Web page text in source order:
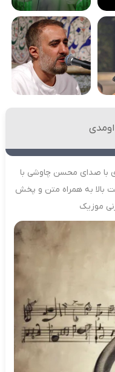
با صدای محسن چاوشی با
بالا به همراه متن و پخش
موزیک